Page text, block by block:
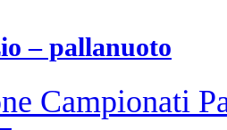
– pallanuoto
Campionati